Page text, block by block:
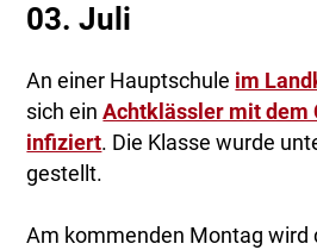
03. Juli
An einer Hauptschule im
sich einAchtklässler mit dem
infiziert. Die Klasse wurde
gestellt.
Am kommenden Montag wird